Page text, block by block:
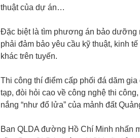
thuật của dự án…
Đặc biệt là tìm phương án bảo dưỡng
phải đảm bảo yêu cầu kỹ thuật, kinh
khác trên tuyến.
Thi công thí điểm cấp phối đá dăm
tạp, đòi hỏi cao về công nghệ thi
nắng “như đổ lửa” của mảnh đất
Ban QLDA đường Hồ Chí Minh nhấn